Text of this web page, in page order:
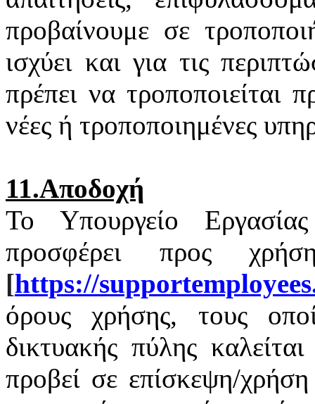
προβαίνουμε σε
ισχύει και για τις
πρέπει να τροποποιείται
νέες ή τροποποιημένες
11.Αποδοχή
Το Υπουργείο
προσφέρει προς
[https://supportemployees
όρους χρήσης, τους
δικτυακής πύλης
προβεί σε επίσκεψη/